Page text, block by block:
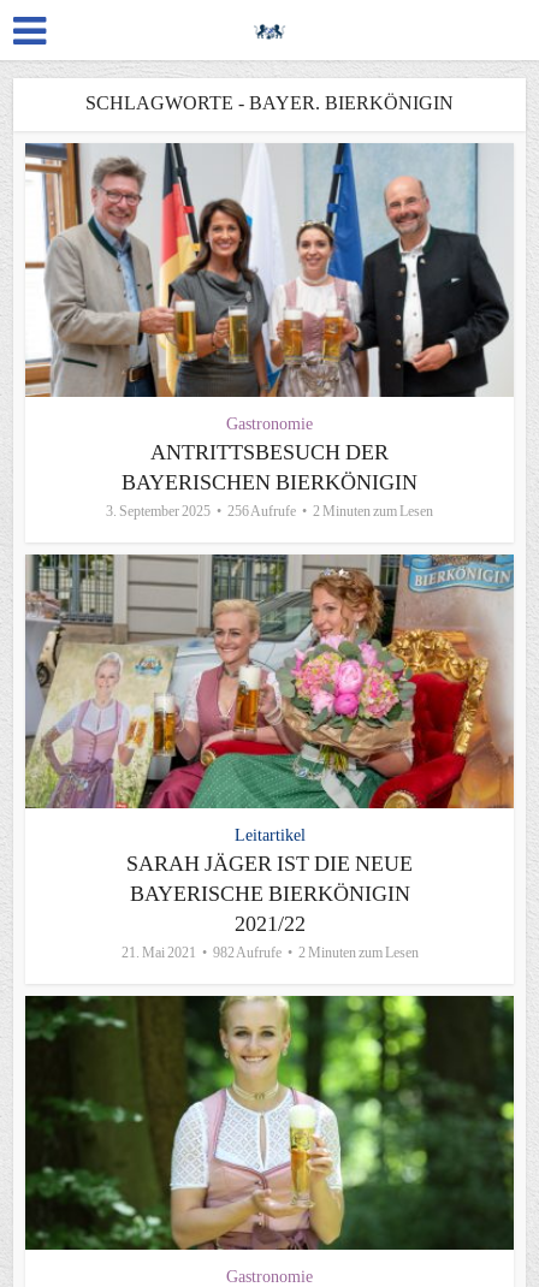
SCHLAGWORTE - BAYER. BIERKÖNIGIN
Gastronomie
ANTRITTSBESUCH DER
BAYERISCHEN BIERKÖNIGIN
3. September 2025 256 Aufrufe 2 Minuten zum Lesen
Leitartikel
SARAH JÄGER IST DIE NEUE
BAYERISCHE BIERKÖNIGIN
2021/22
21. Mai 2021 982 Aufrufe 2 Minuten zum Lesen
Gastronomie